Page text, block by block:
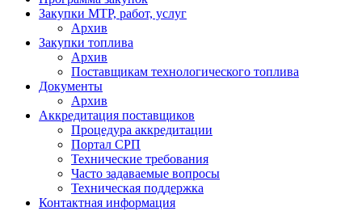
Закупки МТР, работ, услуг
Архив
Закупки топлива
Архив
Поставщикам технологического топлива
Документы
Архив
Аккредитация поставщиков
Процедура аккредитации
Портал СРП
Технические требования
Часто задаваемые вопросы
Техническая поддержка
Контактная информация